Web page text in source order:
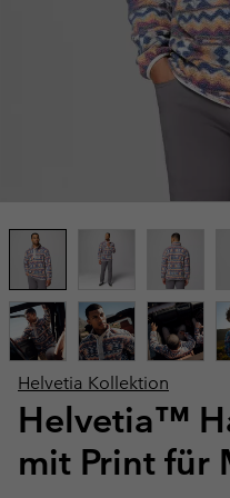
Helvetia Kollektion
Helvetia™
mit Print für